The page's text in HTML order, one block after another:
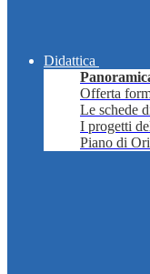
Didattica
Offerta
Le schede
I progetti
Piano di